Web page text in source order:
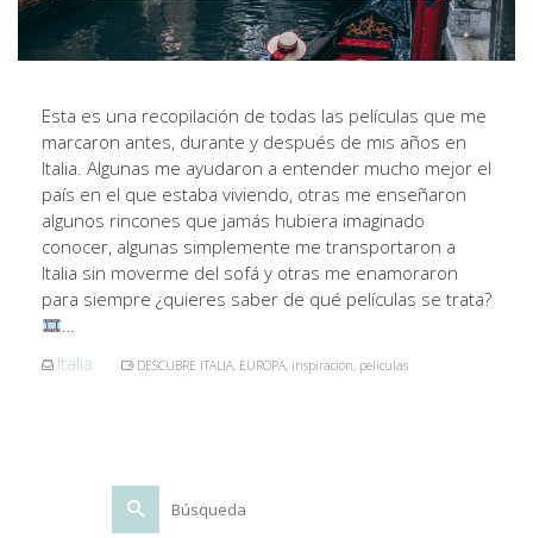
Esta es una recopilación de todas las películas que me
marcaron antes, durante y después de mis años en
Italia. Algunas me ayudaron a entender mucho mejor el
país en el que estaba viviendo, otras me enseñaron
algunos rincones que jamás hubiera imaginado
conocer, algunas simplemente me transportaron a
Italia sin moverme del sofá y otras me enamoraron
para siempre ¿quieres saber de qué películas se trata?
…
Italia
DESCUBRE ITALIA, EUROPA, inspiración, películas
Buscar
por: